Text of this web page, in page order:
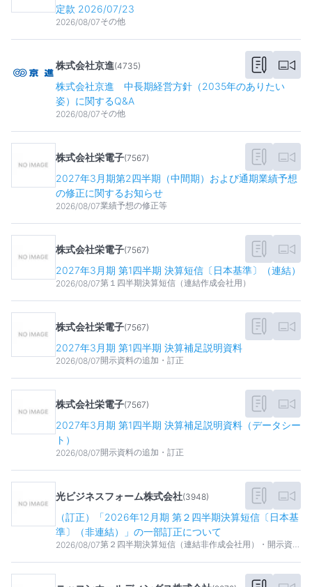
定款 2026/07/23
2026/08/07その他
株式会社京進(4735)
株式会社京進 中長期経営方針（2035年のありたい
姿）に関するQ&A
2026/08/07その他
株式会社栄電子(7567)
2027年3月期第2四半期（中間期）および通期業績予想
の修正に関するお知らせ
2026/08/07業績予想の修正等
株式会社栄電子(7567)
2027年3月期 第1四半期 決算短信〔日本基準〕（連結）
2026/08/07第１四半期決算短信（連結作成会社用）
株式会社栄電子(7567)
2027年3月期 第1四半期 決算補足説明資料
2026/08/07開示資料の追加・訂正
株式会社栄電子(7567)
2027年3月期 第1四半期 決算補足説明資料（データシー
ト）
2026/08/07開示資料の追加・訂正
光ビジネスフォーム株式会社(3948)
（訂正）「2026年12月期 第２四半期決算短信〔日本基
準〕（非連結）」の一部訂正について
2026/08/07第２四半期決算短信（連結非作成会社用）・開示資料